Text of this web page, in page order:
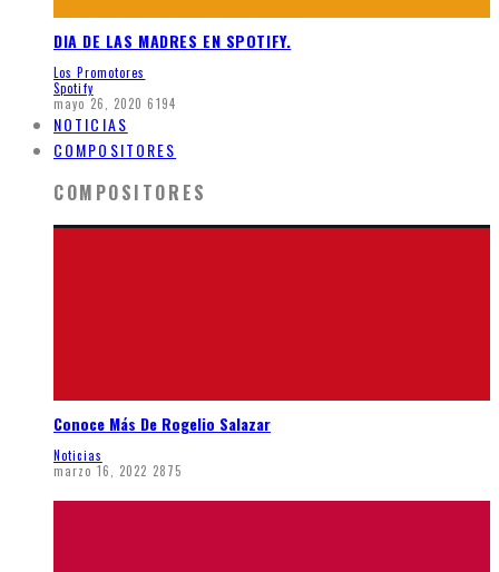
DIA DE LAS MADRES EN SPOTIFY.
Los Promotores
Spotify
mayo 26, 2020 6194
NOTICIAS
COMPOSITORES
COMPOSITORES
Conoce Más De Rogelio Salazar
Noticias
marzo 16, 2022 2875